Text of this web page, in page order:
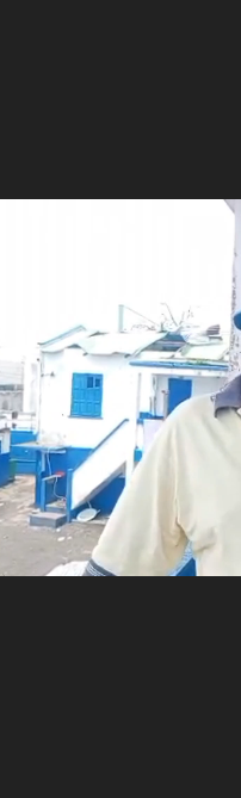
10 mois, de la
l’ensemble des
de remise à niveau
que s’ouvrent
de ces jeunes qui,
de sage-femme